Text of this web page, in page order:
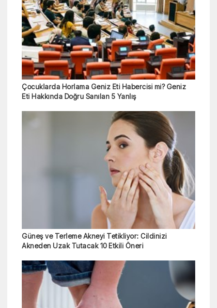
Çocuklarda Horlama Geniz Eti Habercisi mi? Geniz
Eti Hakkında Doğru Sanılan 5 Yanlış
Güneş ve Terleme Akneyi Tetikliyor: Cildinizi
Akneden Uzak Tutacak 10 Etkili Öneri